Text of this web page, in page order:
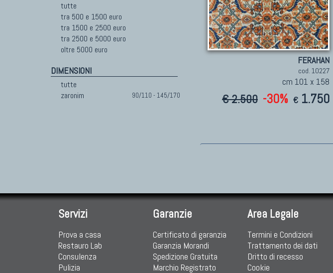
tutte
tra 500 e 1500 euro
tra 1500 e 2500 euro
tra 2500 e 5000 euro
oltre 5000 euro
DIMENSIONI
tutte
zaronim
90/110 - 145/170
FERAHAN
cod. 10227
cm 101 x 158
€ 2.500 -30% € 1.750
Servizi
Prova a casa
Restauro Lab
Consulenza
Pulizia
Garanzie
Certificato di garanzia
Garanzia Morandi
Spedizione Gratuita
Marchio Registrato
Area Legale
Termini e Condizioni
Trattamento dei dati
Dritto di recesso
Cookie